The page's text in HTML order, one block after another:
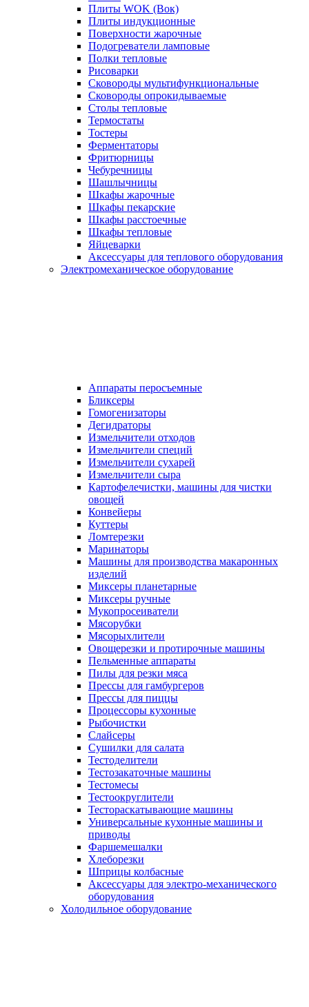
Плиты WOK (Вок)
Плиты индукционные
Поверхности жарочные
Подогреватели ламповые
Полки тепловые
Рисоварки
Сковороды мультифункциональные
Сковороды опрокидываемые
Столы тепловые
Термостаты
Тостеры
Ферментаторы
Фритюрницы
Чебуречницы
Шашлычницы
Шкафы жарочные
Шкафы пекарские
Шкафы расстоечные
Шкафы тепловые
Яйцеварки
Аксессуары для теплового оборудования
Электромеханическое оборудование
Аппараты перосъемные
Бликсеры
Гомогенизаторы
Дегидраторы
Измельчители отходов
Измельчители специй
Измельчители сухарей
Измельчители сыра
Картофелечистки, машины для чистки
овощей
Конвейеры
Куттеры
Ломтерезки
Маринаторы
Машины для производства макаронных
изделий
Миксеры планетарные
Миксеры ручные
Мукопросеиватели
Мясорубки
Мясорыхлители
Овощерезки и протирочные машины
Пельменные аппараты
Пилы для резки мяса
Прессы для гамбургеров
Прессы для пиццы
Процессоры кухонные
Рыбочистки
Слайсеры
Сушилки для салата
Тестоделители
Тестозакаточные машины
Тестомесы
Тестоокруглители
Тестораскатывающие машины
Универсальные кухонные машины и
приводы
Фаршемешалки
Хлеборезки
Шприцы колбасные
Аксессуары для электро-механического
оборудования
Холодильное оборудование